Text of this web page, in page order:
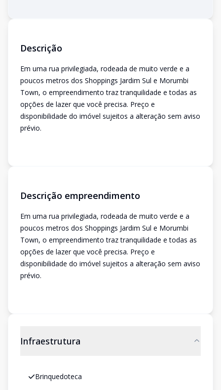
Descrição
Em uma rua privilegiada, rodeada de muito verde e a
poucos metros dos Shoppings Jardim Sul e Morumbi
Town, o empreendimento traz tranquilidade e todas as
opções de lazer que você precisa. Preço e
disponibilidade do imóvel sujeitos a alteração sem aviso
prévio.
Descrição empreendimento
Em uma rua privilegiada, rodeada de muito verde e a
poucos metros dos Shoppings Jardim Sul e Morumbi
Town, o empreendimento traz tranquilidade e todas as
opções de lazer que você precisa. Preço e
disponibilidade do imóvel sujeitos a alteração sem aviso
prévio.
Infraestrutura
Brinquedoteca